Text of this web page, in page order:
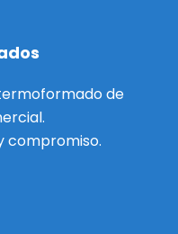
de
compromiso.